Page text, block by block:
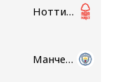
Ноттингем Форест
Манчестер Сити